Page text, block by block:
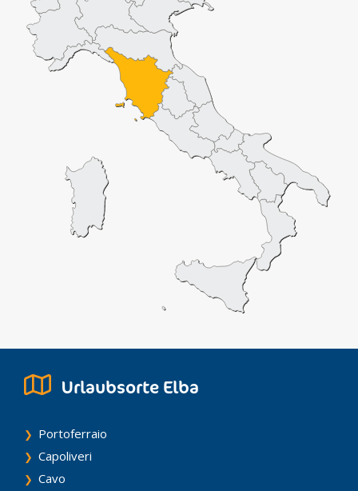
Urlaubsorte Elba
Portoferraio
Capoliveri
Cavo